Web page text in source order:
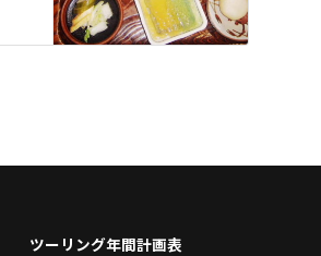
ツーリング年間計画表